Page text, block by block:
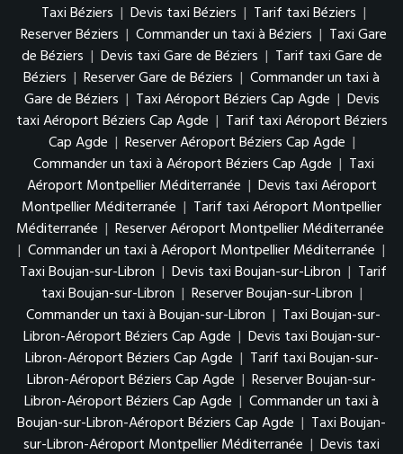
Taxi Béziers | Devis taxi Béziers | Tarif taxi Béziers |
Reserver Béziers | Commander un taxi à Béziers | Taxi Gare
de Béziers | Devis taxi Gare de Béziers | Tarif taxi Gare de
Béziers | Reserver Gare de Béziers | Commander un taxi à
Gare de Béziers | Taxi Aéroport Béziers Cap Agde | Devis
taxi Aéroport Béziers Cap Agde | Tarif taxi Aéroport Béziers
Cap Agde | Reserver Aéroport Béziers Cap Agde |
Commander un taxi à Aéroport Béziers Cap Agde | Taxi
Aéroport Montpellier Méditerranée | Devis taxi Aéroport
Montpellier Méditerranée | Tarif taxi Aéroport Montpellier
Méditerranée | Reserver Aéroport Montpellier Méditerranée
| Commander un taxi à Aéroport Montpellier Méditerranée |
Taxi Boujan-sur-Libron | Devis taxi Boujan-sur-Libron | Tarif
taxi Boujan-sur-Libron | Reserver Boujan-sur-Libron |
Commander un taxi à Boujan-sur-Libron | Taxi Boujan-sur-
Libron-Aéroport Béziers Cap Agde | Devis taxi Boujan-sur-
Libron-Aéroport Béziers Cap Agde | Tarif taxi Boujan-sur-
Libron-Aéroport Béziers Cap Agde | Reserver Boujan-sur-
Libron-Aéroport Béziers Cap Agde | Commander un taxi à
Boujan-sur-Libron-Aéroport Béziers Cap Agde | Taxi Boujan-
sur-Libron-Aéroport Montpellier Méditerranée | Devis taxi